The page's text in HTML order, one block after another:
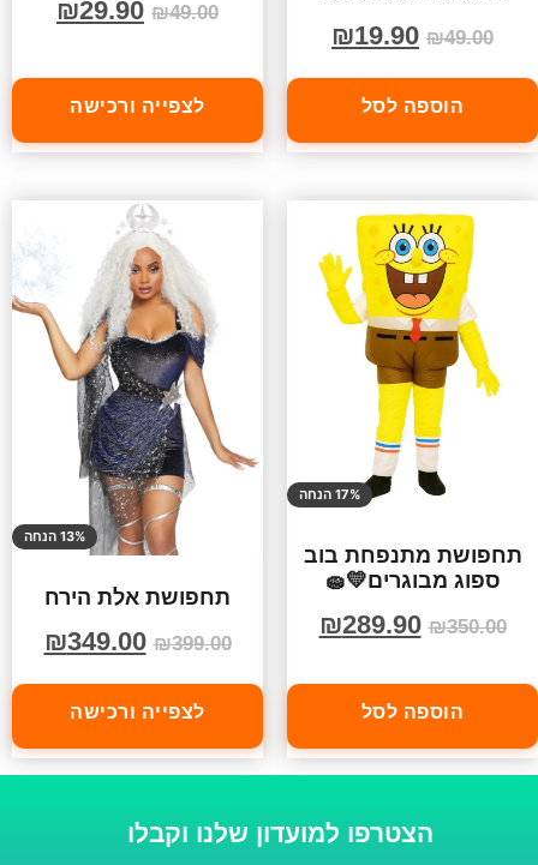
₪49.00
₪19.90
הוספה לסל
₪49.00
₪29.90
לצפייה ורכישה
17% הנחה
תחפושת מתנפחת בוב
ספוג מבוגרים💛🧽
₪350.00
₪289.90
הוספה לסל
13% הנחה
תחפושת אלת הירח
₪399.00
₪349.00
לצפייה ורכישה
הצטרפו למועדון שלנו וקבלו